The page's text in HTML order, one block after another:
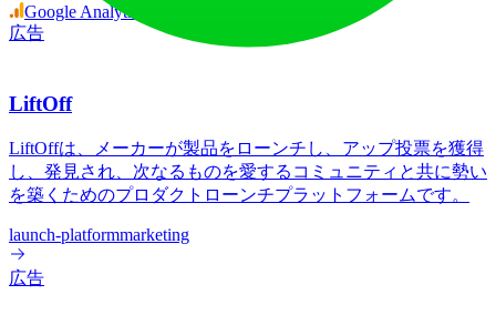
Google Analytics
広告
LiftOff
LiftOffは、メーカーが製品をローンチし、アップ投票を獲得
し、発見され、次なるものを愛するコミュニティと共に勢い
を築くためのプロダクトローンチプラットフォームです。
launch-platformmarketing
広告